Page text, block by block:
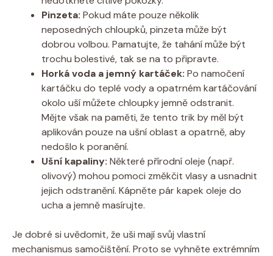
Pinzeta: Pokud máte pouze několik
neposedných chloupků, pinzeta může být
dobrou volbou. Pamatujte, že tahání může být
trochu bolestivé, tak se na to připravte.
Horká voda a jemný kartáček: Po namočení
kartáčku do teplé vody a opatrném kartáčování
okolo uší můžete chloupky jemně odstranit.
Mějte však na paměti, že tento trik by měl být
aplikován pouze na ušní oblast a opatrně, aby
nedošlo k poranění.
Ušní kapaliny: Některé přírodní oleje (např.
olivový) mohou pomoci změkčit vlasy a usnadnit
jejich odstranění. Kápněte pár kapek oleje do
ucha a jemně masírujte.
Je dobré si uvědomit, že uši mají svůj vlastní
mechanismus samočištění. Proto se vyhněte extrémním